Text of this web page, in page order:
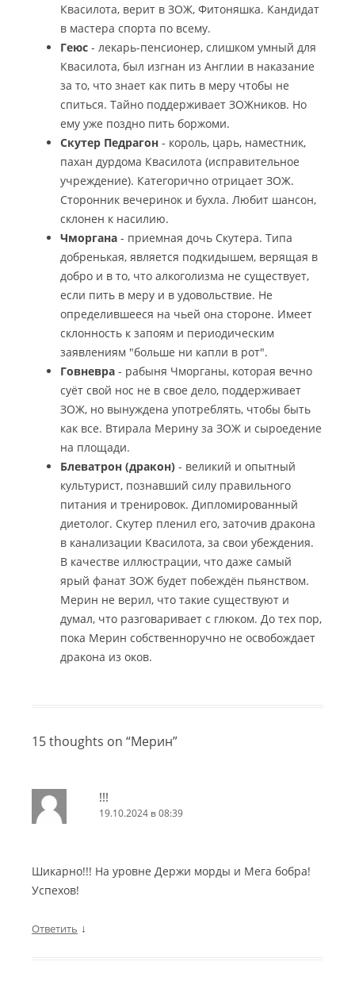
Квасилота, верит в ЗОЖ, Фитоняшка. Кандидат
в мастера спорта по всему.
Геюс - лекарь-пенсионер, слишком умный для
Квасилота, был изгнан из Англии в наказание
за то, что знает как пить в меру чтобы не
спиться. Тайно поддерживает ЗОЖников. Но
ему уже поздно пить боржоми.
Скутер Педрагон - король, царь, наместник,
пахан дурдома Квасилота (исправительное
учреждение). Категорично отрицает ЗОЖ.
Сторонник вечеринок и бухла. Любит шансон,
склонен к насилию.
Чморгана - приемная дочь Скутера. Типа
добренькая, является подкидышем, верящая в
добро и в то, что алкоголизма не существует,
если пить в меру и в удовольствие. Не
определившееся на чьей она стороне. Имеет
склонность к запоям и периодическим
заявлениям "больше ни капли в рот".
Говневра - рабыня Чморганы, которая вечно
суёт свой нос не в свое дело, поддерживает
ЗОЖ, но вынуждена употреблять, чтобы быть
как все. Втирала Мерину за ЗОЖ и сыроедение
на площади.
Блеватрон (дракон) - великий и опытный
культурист, познавший силу правильного
питания и тренировок. Дипломированный
диетолог. Скутер пленил его, заточив дракона
в канализации Квасилота, за свои убеждения.
В качестве иллюстрации, что даже самый
ярый фанат ЗОЖ будет побеждён пьянством.
Мерин не верил, что такие существуют и
думал, что разговаривает с глюком. До тех пор,
пока Мерин собственноручно не освобождает
дракона из оков.
15 thoughts on “Мерин”
!!!
19.10.2024 в 08:39
Шикарно!!! На уровне Держи морды и Мега бобра!
Успехов!
Ответить ↓